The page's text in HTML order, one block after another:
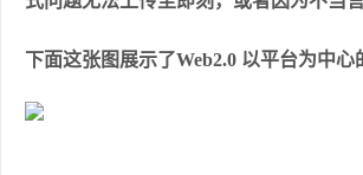
下面这张图展示了Web2.0 以平台为中